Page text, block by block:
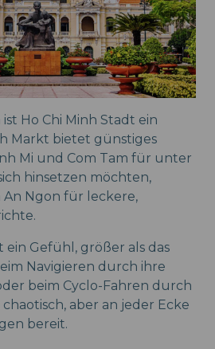
ist Ho Chi Minh Stadt ein
Markt bietet günstiges
Mi und Com Tam für unter
hinsetzen möchten,
An Ngon für leckere,
Gefühl, größer als das
Navigieren durch ihre
beim Cyclo-Fahren durch
chaotisch, aber an jeder Ecke
bereit.